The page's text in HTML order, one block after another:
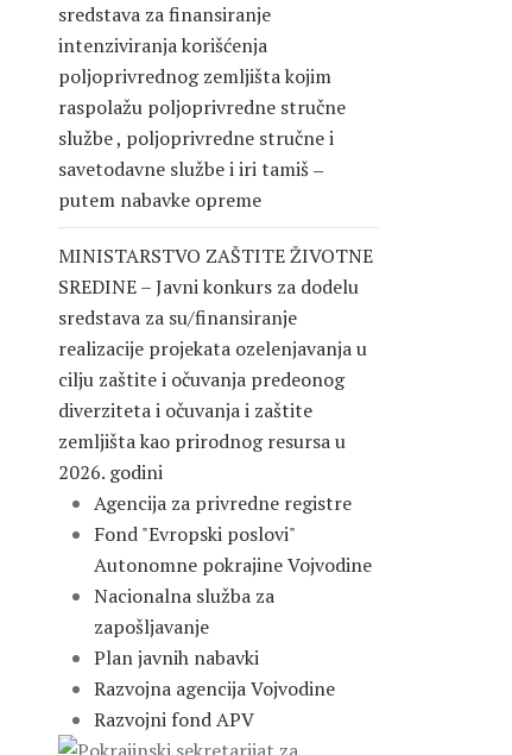
sredstava za finansiranje
intenziviranja korišćenja
poljoprivrednog zemljišta kojim
raspolažu poljoprivredne stručne
službe , poljoprivredne stručne i
savetodavne službe i iri tamiš ‒
putem nabavke opreme
MINISTARSTVO ZAŠTITE ŽIVOTNE
SREDINE – Javni konkurs za dodelu
sredstava za su/finansiranje
realizacije projekata ozelenjavanja u
cilju zaštite i očuvanja predeonog
diverziteta i očuvanja i zaštite
zemljišta kao prirodnog resursa u
2026. godini
Agencija za privredne registre
Fond "Evropski poslovi"
Autonomne pokrajine Vojvodine
Nacionalna služba za
zapošljavanje
Plan javnih nabavki
Razvojna agencija Vojvodine
Razvojni fond APV